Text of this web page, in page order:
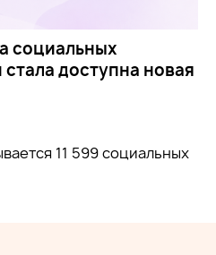
социальных
доступна новая
11 599 социальных